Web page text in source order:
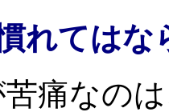
れてはな
痛なの